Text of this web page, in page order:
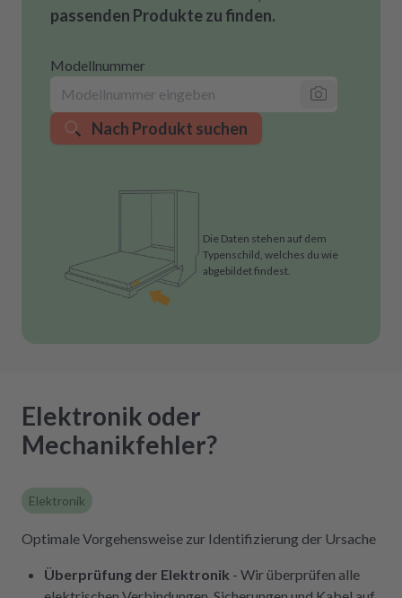
passenden Produkte zu finden.
Modellnummer
Nach Produkt suchen
Die Daten stehen auf dem
Typenschild, welches du wie
abgebildet findest.
Elektronik oder
Mechanikfehler?
Elektronik
Optimale Vorgehensweise zur Identifizierung der Ursache
Überprüfung der Elektronik - Wir überprüfen alle